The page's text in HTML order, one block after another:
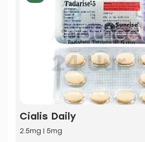
Cialis Daily
2.5mg | 5mg